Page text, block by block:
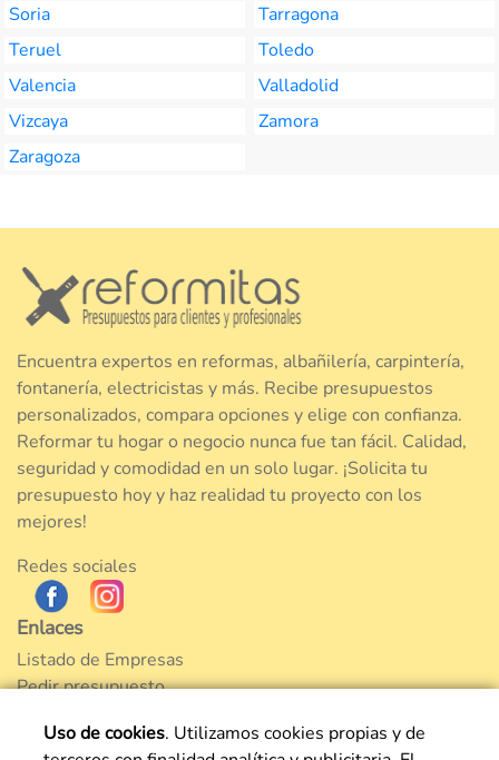
Soria
Tarragona
Teruel
Toledo
Valencia
Valladolid
Vizcaya
Zamora
Zaragoza
Encuentra expertos en reformas, albañilería, carpintería,
fontanería, electricistas y más. Recibe presupuestos
personalizados, compara opciones y elige con confianza.
Reformar tu hogar o negocio nunca fue tan fácil. Calidad,
seguridad y comodidad en un solo lugar. ¡Solicita tu
presupuesto hoy y haz realidad tu proyecto con los
mejores!
Redes sociales
Enlaces
Listado de Empresas
Pedir presupuesto
Reformas en Madrid
Uso de cookies. Utilizamos cookies propias y de